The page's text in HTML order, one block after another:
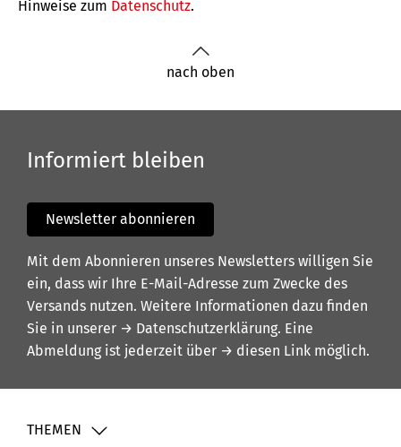
Hinweise zum Datenschutz.
nach oben
Informiert bleiben
Newsletter abonnieren
Mit dem Abonnieren unseres Newsletters willigen Sie
ein, dass wir Ihre E-Mail-Adresse zum Zwecke des
Versands nutzen. Weitere Informationen dazu finden
Sie in unserer → Datenschutzerklärung. Eine
Abmeldung ist jederzeit über → diesen Link möglich.
THEMEN